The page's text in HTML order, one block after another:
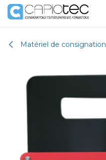
Se rendre au contenu
Matériel de consignation